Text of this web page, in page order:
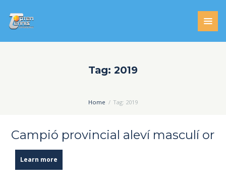
Tag: 2019
Home Tag: 2019
Campió provincial aleví masculí or
Learn more